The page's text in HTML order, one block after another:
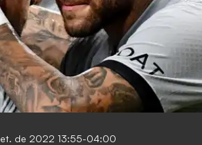
de 2022 13:55-04:00